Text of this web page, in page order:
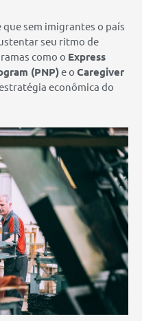
sem imigrantes o país
seu ritmo de
como o Express
(PNP)e o Caregiver
econômica do